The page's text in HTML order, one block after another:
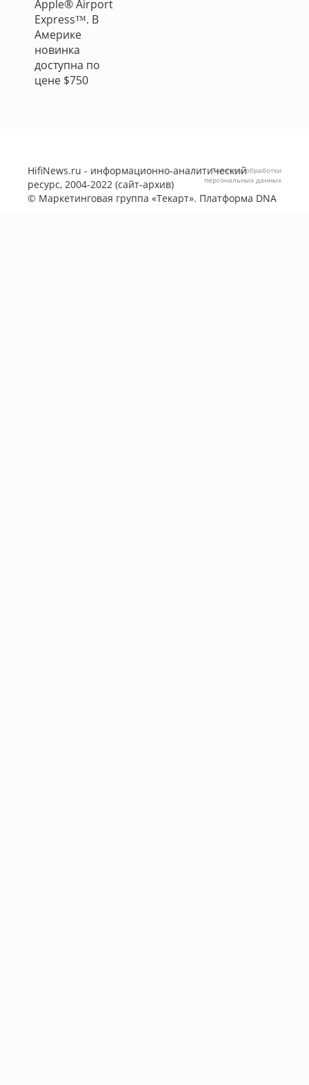
Apple® Airport
Express™. В
Америке
новинка
доступна по
цене $750
HifiNews.ru - информационно-аналитический
ресурс, 2004-2022 (сайт-архив)
© Маркетинговая группа «Текарт». Платформа DNA
Политика обработки
персональных данных